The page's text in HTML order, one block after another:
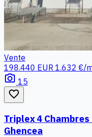
Vente
198.440 EUR 1.632 €/
photo_camera 15
favorite_border
Triplex 4
Ghencea